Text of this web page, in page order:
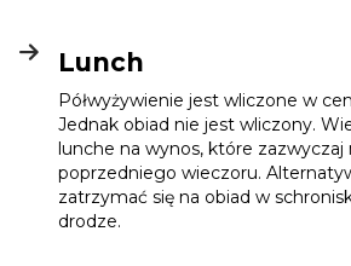
Lunch
Półwyżywienie jest wliczone w
Jednak obiad nie jest wliczony.
lunche na wynos, które
poprzedniego wieczoru.
zatrzymać się na obiad w
drodze.